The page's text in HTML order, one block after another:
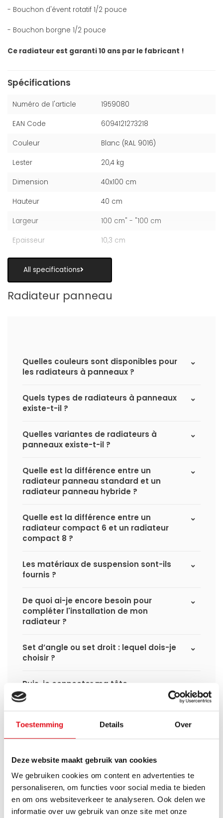
Toestemming Details Over
Deze website maakt gebruik van cookies
We gebruiken cookies om content en advertenties te
personaliseren, om functies voor social media te bieden
en om ons websiteverkeer te analyseren. Ook delen we
informatie over uw gebruik van onze site met onze
- Bouchon d'évent rotatif 1/2 pouce
- Bouchon borgne 1/2 pouce
Ce radiateur est garanti 10 ans par le fabricant !
Spécifications
Numéro de l'article 1959080
EAN Code 6094121273218
Couleur Blanc (RAL 9016)
Lester 20,4 kg
Dimension 40x100 cm
Hauteur 40 cm
Largeur 100 cm" - "100 cm
Epaisseur 10,3 cm
All specifications
Radiateur panneau
Quelles couleurs sont disponibles pour
les radiateurs à panneaux ?
Quels types de radiateurs à panneaux
existe-t-il ?
Quelles variantes de radiateurs à
panneaux existe-t-il ?
Quelle est la différence entre un
radiateur panneau standard et un
radiateur panneau hybride ?
Quelle est la différence entre un
radiateur compact 6 et un radiateur
compact 8 ?
Les matériaux de suspension sont-ils
fournis ?
De quoi ai-je encore besoin pour
compléter l'installation de mon
radiateur ?
Set d’angle ou set droit : lequel dois-je
choisir ?
Puis-je connecter ma tête
thermostatique intelligente aux
radiateurs à panneaux de
Radiator‑Outlet ?
Comment calculer la capacité
Quel est le délai de livraison d'un
radiateur à panneaux et quand le
recevrai-je si je passe une commande ?